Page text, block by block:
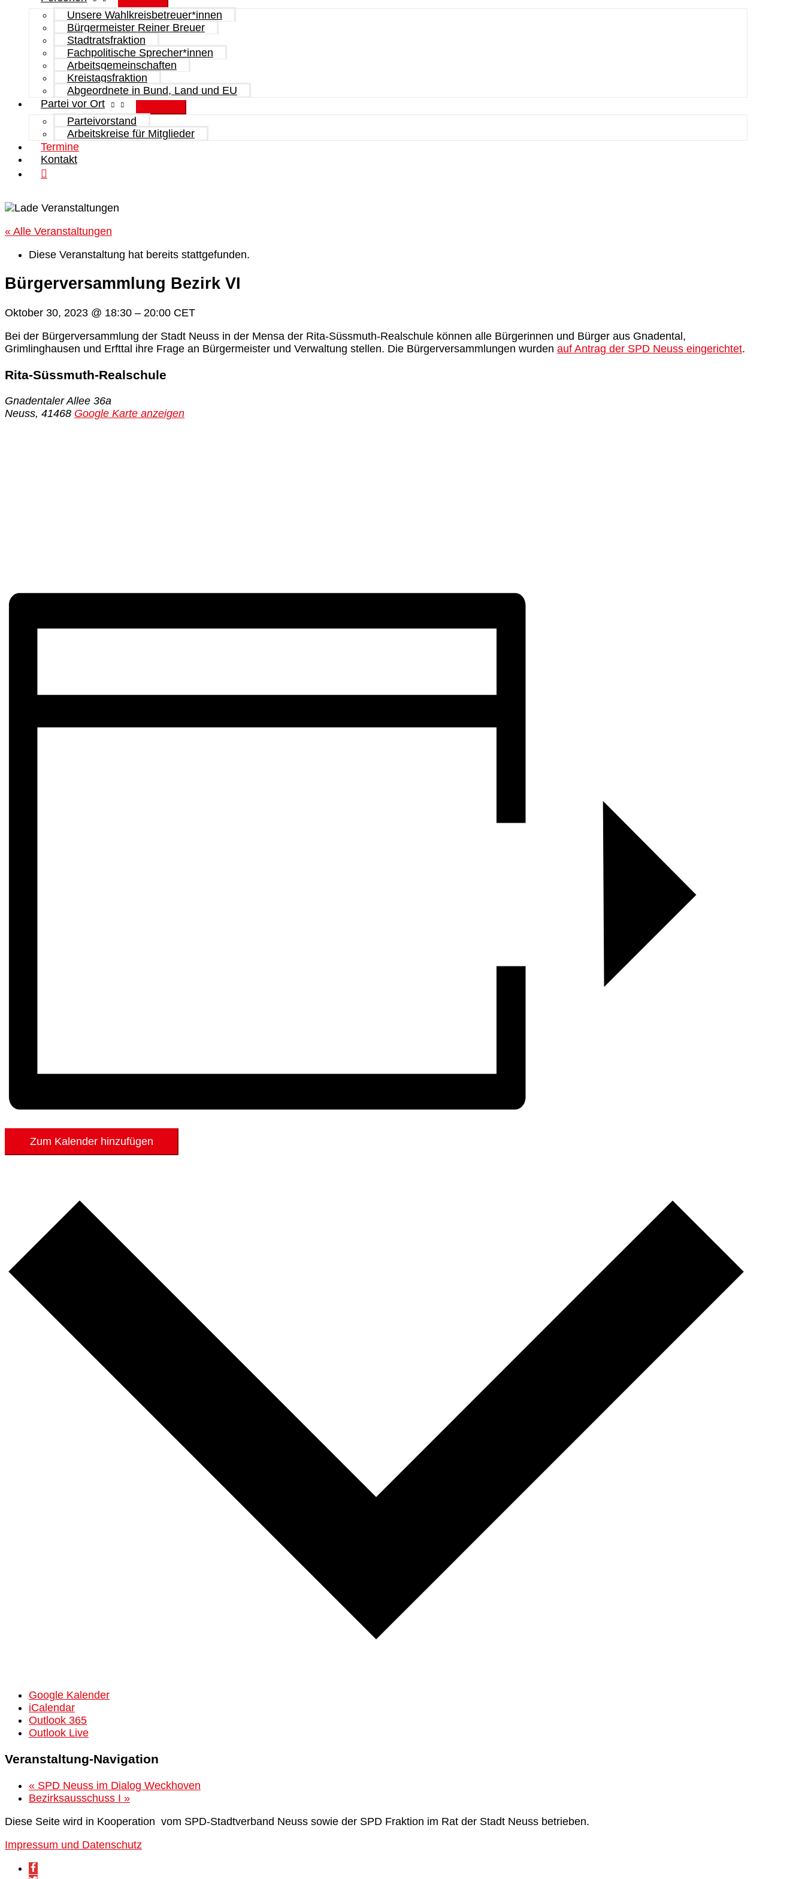
Unsere Wahlkreisbetreuer*innen
Bürgermeister Reiner Breuer
Stadtratsfraktion
Fachpolitische Sprecher*innen
Arbeitsgemeinschaften
Kreistagsfraktion
Abgeordnete in Bund, Land und EU
Partei vor Ort
Parteivorstand
Arbeitskreise für Mitglieder
Termine
Kontakt
« Alle Veranstaltungen
Diese Veranstaltung hat bereits stattgefunden.
Bürgerversammlung Bezirk VI
Oktober 30, 2023 @ 18:30 – 20:00 CET
Bei der Bürgerversammlung der Stadt Neuss in der Mensa der Rita-Süssmuth-Realschule können alle Bürgerinnen und Bürger aus Gnadental,
Grimlinghausen und Erfttal ihre Frage an Bürgermeister und Verwaltung stellen. Die Bürgerversammlungen wurden auf Antrag der SPD Neuss eingerichtet.
Rita-Süssmuth-Realschule
Gnadentaler Allee 36a
Neuss, 41468 Google Karte anzeigen
Zum Kalender hinzufügen
Google Kalender
iCalendar
Outlook 365
Outlook Live
Veranstaltung-Navigation
« SPD Neuss im Dialog Weckhoven
Bezirksausschuss I »
Diese Seite wird in Kooperation vom SPD-Stadtverband Neuss sowie der SPD Fraktion im Rat der Stadt Neuss betrieben.
Impressum und Datenschutz